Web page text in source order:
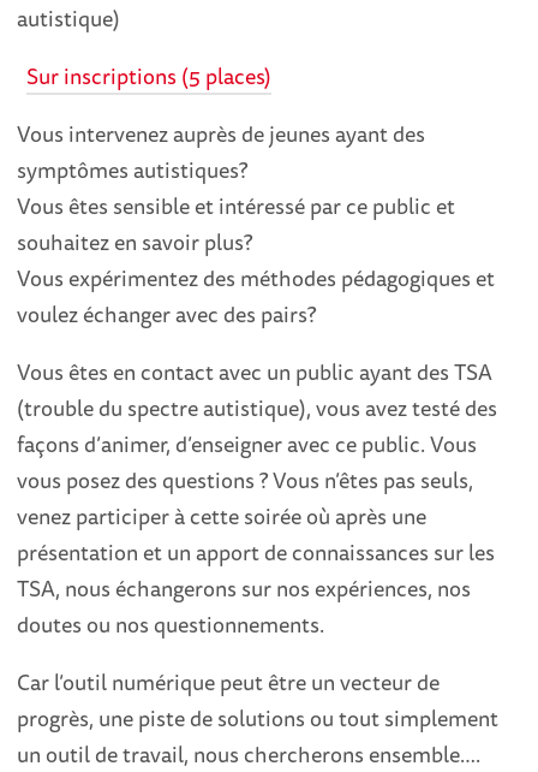
autistique)
Sur inscriptions (5 places)
Vous intervenez auprès de jeunes ayant des
symptômes autistiques?
Vous êtes sensible et intéressé par ce public et
souhaitez en savoir plus?
Vous expérimentez des méthodes pédagogiques et
voulez échanger avec des pairs?
Vous êtes en contact avec un public ayant des TSA
(trouble du spectre autistique), vous avez testé des
façons d’animer, d’enseigner avec ce public. Vous
vous posez des questions ? Vous n’êtes pas seuls,
venez participer à cette soirée où après une
présentation et un apport de connaissances sur les
TSA, nous échangerons sur nos expériences, nos
doutes ou nos questionnements.
Car l’outil numérique peut être un vecteur de
progrès, une piste de solutions ou tout simplement
un outil de travail, nous chercherons ensemble….